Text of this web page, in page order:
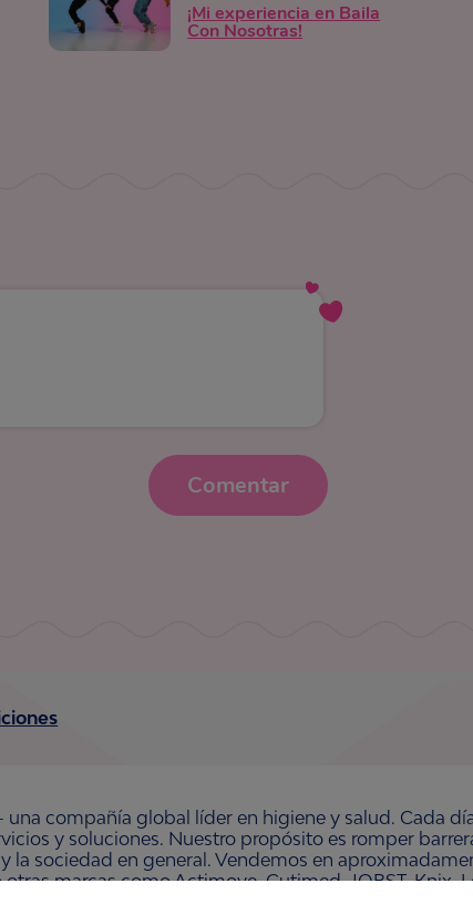
¡Mi experiencia en Baila
Con Nosotras!
Comentar
una compañía global líder en higiene y salud. Cada
y soluciones. Nuestro propósito es romper
la sociedad en general. Vendemos en
otras marcas como Actimove, Cutimed, JOBST, Knix,